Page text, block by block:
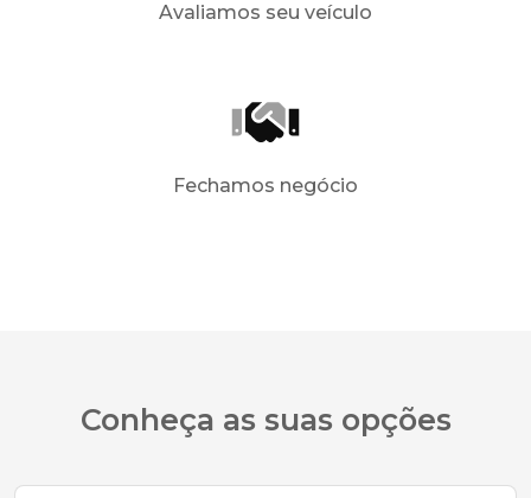
Avaliamos seu veículo
Fechamos negócio
Conheça as suas opções